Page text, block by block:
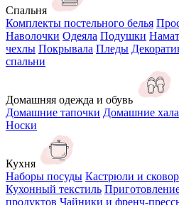
Спальня
Комплекты постельного белья
Наволочки Одеяла Подушки
чехлы Покрывала Пледы
спальни
Домашняя одежда и обувь
Домашние тапочки Домашние
Носки
Кухня
Наборы посуды Кастрюли и
Кухонный текстиль
продуктов Чайники и френч-